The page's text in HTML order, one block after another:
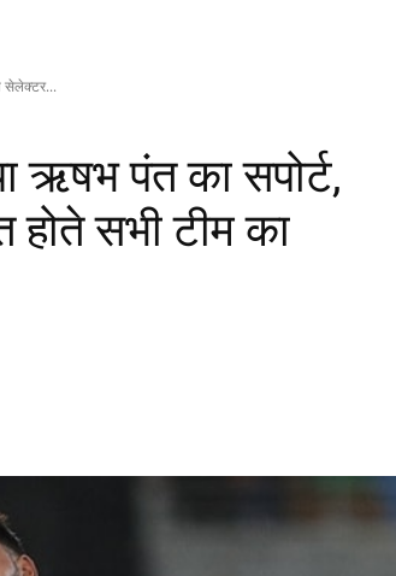
सेलेक्टर...
ऋषभ पंत का सपोर्ट,
होते सभी टीम का